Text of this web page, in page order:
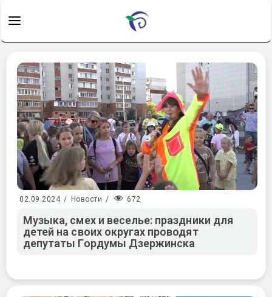
02.09.2024 / Новости / 672
Музыка, смех и веселье: праздники для
детей на своих округах проводят
депутаты Гордумы Дзержинска